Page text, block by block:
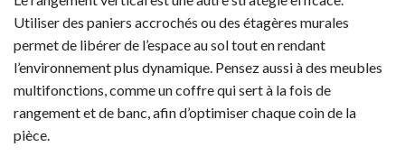
Utiliser des paniers accrochés ou des étagères murales
permet de libérer de l’espace au sol tout en rendant
l’environnement plus dynamique. Pensez aussi à des meubles
multifonctions, comme un coffre qui sert à la fois de
rangement et de banc, afin d’optimiser chaque coin de la
pièce.